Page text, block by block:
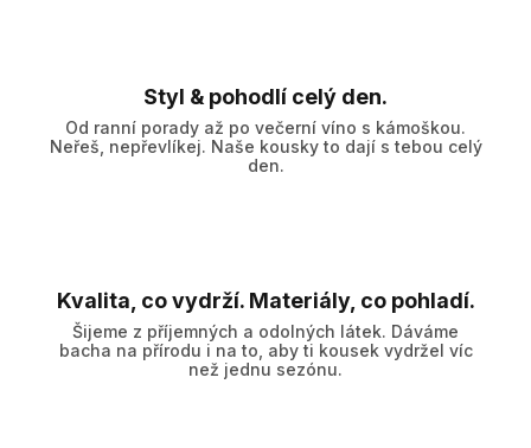
Styl & pohodlí celý den.
Od ranní porady až po večerní víno s kámoškou.
Neřeš, nepřevlíkej. Naše kousky to dají s tebou celý
den.
Kvalita, co vydrží. Materiály, co pohladí.
Šijeme z příjemných a odolných látek. Dáváme
bacha na přírodu i na to, aby ti kousek vydržel víc
než jednu sezónu.